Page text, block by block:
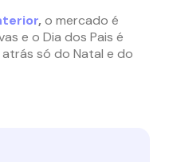
, o mercado é
e o Dia dos Pais é
só do Natal e do